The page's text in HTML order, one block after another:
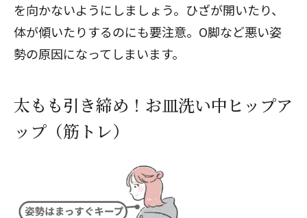
を向かないようにしましょう。ひざが開いたり、
体が傾いたりするのにも要注意。O脚など悪い姿
勢の原因になってしまいます。
太もも引き締め！お皿洗い中ヒップア
ップ（筋トレ）